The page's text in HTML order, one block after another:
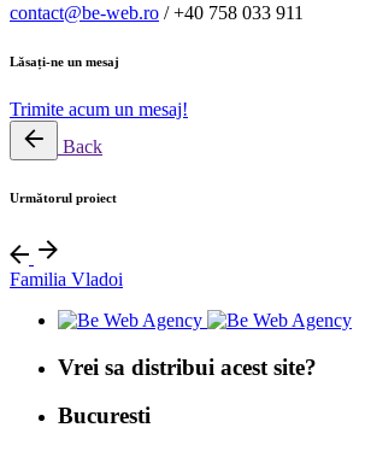
contact@be-web.ro /+40 758 033 911
Lăsați-ne un mesaj
Trimite acum un mesaj!
Back
Următorul proiect
Familia Vladoi
Vrei sa distribui acest site?
Bucuresti